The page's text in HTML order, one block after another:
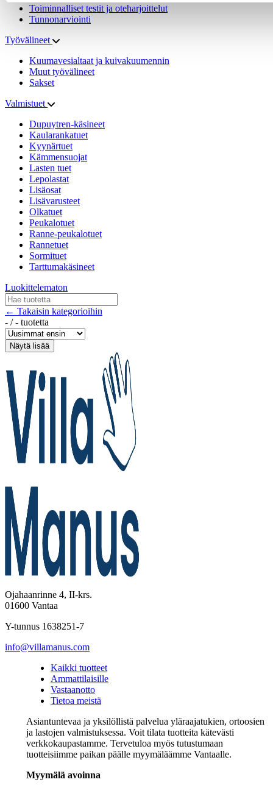
Toiminnalliset testit ja oteharjoittelut
Tunnonarviointi
Työvälineet
Kuumavesialtaat ja kuivakuumennin
Muut työvälineet
Sakset
Valmistuet
Dupuytren-käsineet
Kaularankatuet
Kyynärtuet
Kämmensuojat
Lasten tuet
Lepolastat
Lisäosat
Lisävarusteet
Olkatuet
Peukalotuet
Ranne-peukalotuet
Rannetuet
Sormituet
Tarttumakäsineet
Luokittelematon
← Takaisin kategorioihin
- /- tuotetta
Ojahaanrinne 4, II-krs.
01600 Vantaa
Y-tunnus 1638251-7
info@villamanus.com
Kaikki tuotteet
Ammattilaisille
Vastaanotto
Tietoa meistä
Asiantuntevaa ja yksilöllistä palvelua yläraajatukien, ortoosien
ja lastojen valmistuksessa. Voit tilata tuotteita kätevästi
verkkokaupastamme. Tervetuloa myös tutustumaan
tuotteisiimme paikan päälle myymäläämme Vantaalle.
Myymälä avoinna